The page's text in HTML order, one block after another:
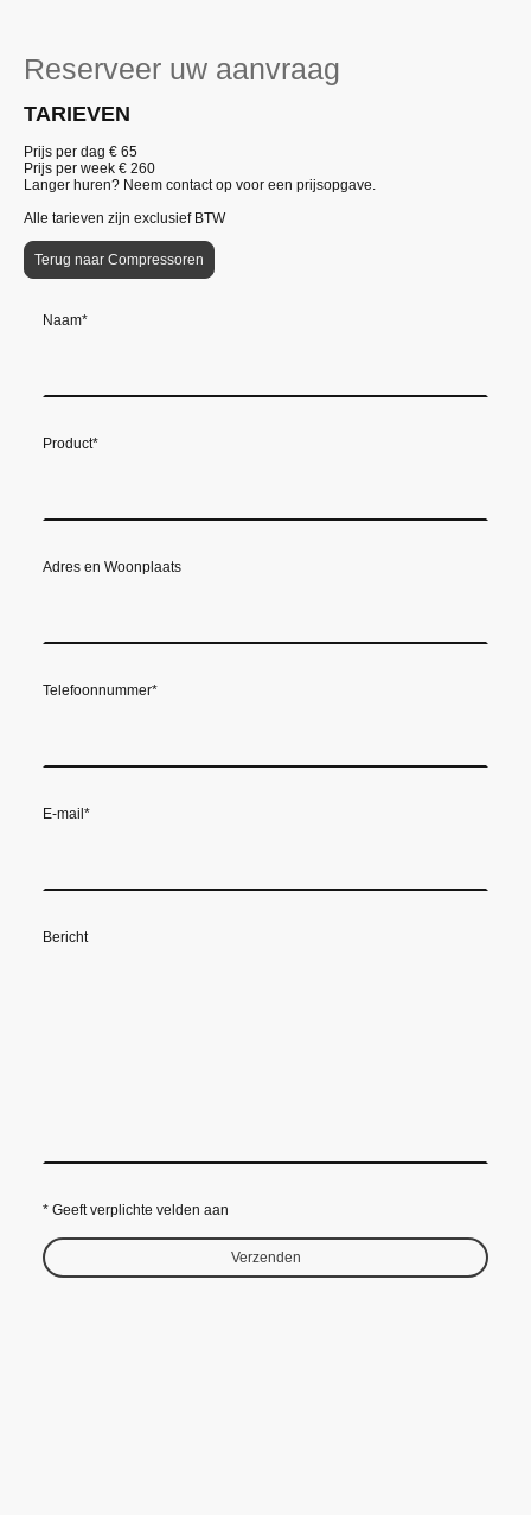
Reserveer uw aanvraag
TARIEVEN
Prijs per dag € 65
Prijs per week € 260
Langer huren? Neem contact op voor een prijsopgave.
Alle tarieven zijn exclusief BTW
Terug naar Compressoren
Naam*
Product*
Adres en Woonplaats
Telefoonnummer*
E-mail*
Bericht
* Geeft verplichte velden aan
Verzenden